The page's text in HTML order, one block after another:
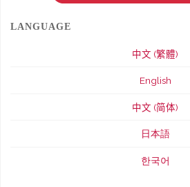
LANGUAGE
中文 (繁體)
English
中文 (简体)
日本語
한국어